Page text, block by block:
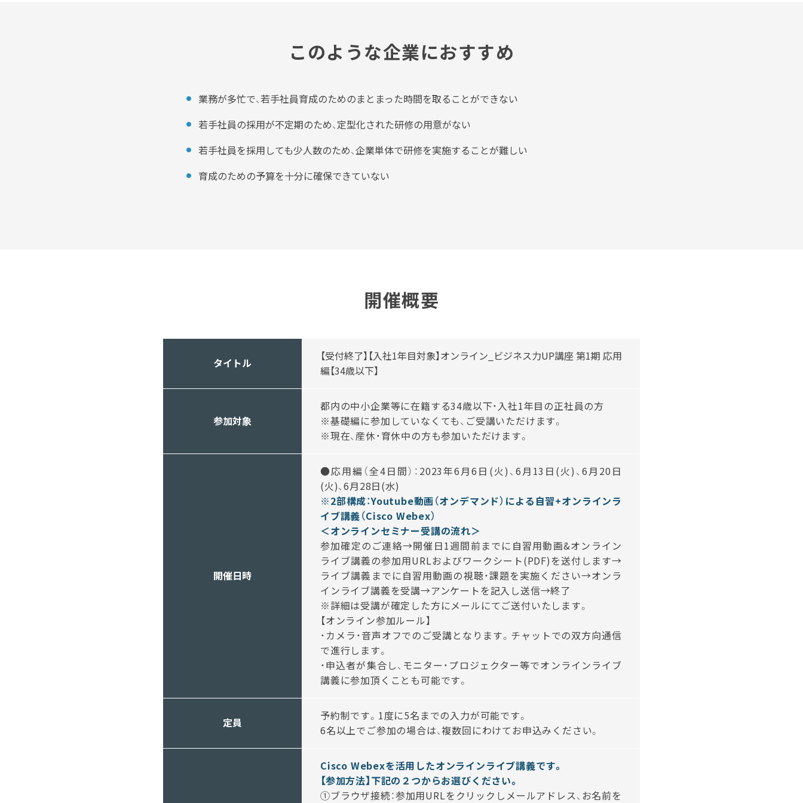
このような企業におすすめ
業務が多忙で、若手社員育成のためのまとまった時間を取ることができない
若手社員の採用が不定期のため、定型化された研修の用意がない
若手社員を採用しても少人数のため、企業単体で研修を実施することが難しい
育成のための予算を十分に確保できていない
開催概要
タイトル
【受付終了】【入社1年目対象】オンライン_ビジネス力UP講座 第1期 応用
編【34歳以下】
参加対象
都内の中小企業等に在籍する34歳以下・入社1年目の正社員の方
※基礎編に参加していなくても、ご受講いただけます。
※現在、産休・育休中の方も参加いただけます。
開催日時
●応用編（全4日間）：2023年6月6日(火)、6月13日(火)、6月20日
(火)、6月28日(水)
※2部構成：Youtube動画（オンデマンド）による自習+オンラインラ
イブ講義（Cisco Webex）
＜オンラインセミナー受講の流れ＞
参加確定のご連絡→開催日1週間前までに自習用動画&オンライン
ライブ講義の参加用URLおよびワークシート(PDF)を送付します→
ライブ講義までに自習用動画の視聴・課題を実施ください→オンラ
インライブ講義を受講→アンケートを記入し送信→終了
※詳細は受講が確定した方にメールにてご送付いたします。
【オンライン参加ルール】
・カメラ・音声オフでのご受講となります。チャットでの双方向通信
で進行します。
・申込者が集合し、モニター・プロジェクター等でオンラインライブ
講義に参加頂くことも可能です。
定員
予約制です。1度に5名までの入力が可能です。
6名以上でご参加の場合は、複数回にわけてお申込みください。
Cisco Webexを活用したオンラインライブ講義です。
【参加方法】下記の２つからお選びください。
①ブラウザ接続：参加用URLをクリックしメールアドレス、お名前を